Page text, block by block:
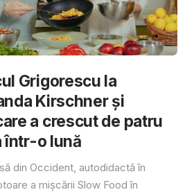
Grigorescu la
Kirschner și
a crescut de patru
într-o lună
din Occident, autodidactă în
a mișcării Slow Food în